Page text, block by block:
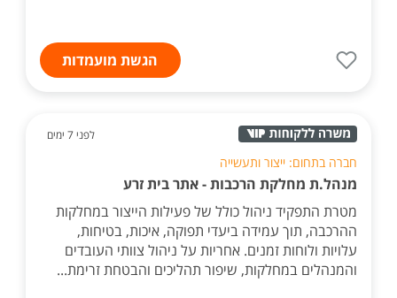
הגשת מועמדות
לפני 7 ימים
חברה בתחום: ייצור ותעשייה
מנהל.ת מחלקת הרכבות - אתר בית זרע
מטרת התפקיד ניהול כולל של פעילות הייצור במחלקות
ההרכבה, תוך עמידה ביעדי תפוקה, איכות, בטיחות,
עלויות ולוחות זמנים. אחריות על ניהול צוותי העובדים
והמנהלים במחלקות, שיפור תהליכים והבטחת זרימת...